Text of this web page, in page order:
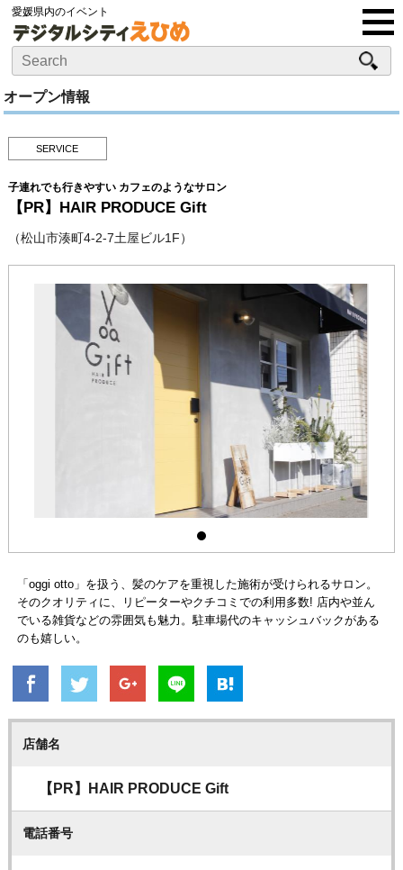
愛媛県内のイベント
オープン情報
SERVICE
子連れでも行きやすい カフェのようなサロン
【PR】HAIR PRODUCE Gift
（松山市湊町4-2-7土屋ビル1F）
「oggi otto」を扱う、髪のケアを重視した施術が受けられるサロン。
そのクオリティに、リピーターやクチコミでの利用多数! 店内や並ん
でいる雑貨などの雰囲気も魅力。駐車場代のキャッシュバックがある
のも嬉しい。
店舗名
【PR】HAIR PRODUCE Gift
電話番号